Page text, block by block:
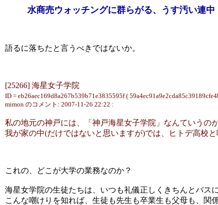
水商売ウォッチングに群らがる、うす汚
語るに落ちたと言うべきではないか。
[25266] 海星女子学院
ID = eb26aec169d8a267b539b71e3835595f (
mimon のコメント: 2007-11-26 22:22 :
私の地元の神戸には、「神戸海星女子学院」なんていうの
我が家の中(だけではないと思いますが)では、ヒトデ高校と
これの、どこが大学の業務なのか？
海星女学院の生徒たちは、いつも礼儀正しくきちんとバス
こんな嘲けりを知れば、生徒も先生も卒業生も父母も、関